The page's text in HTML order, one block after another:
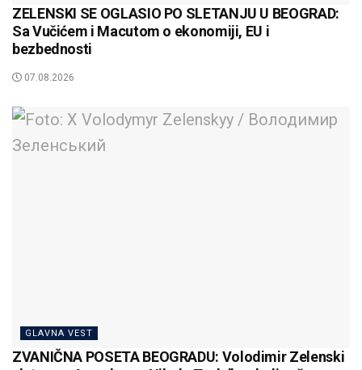
ZELENSKI SE OGLASIO PO SLETANJU U BEOGRAD:
Sa Vučićem i Macutom o ekonomiji, EU i
bezbednosti
07.08.2026
GLAVNA VEST
ZVANIČNA POSETA BEOGRADU: Volodimir Zelenski